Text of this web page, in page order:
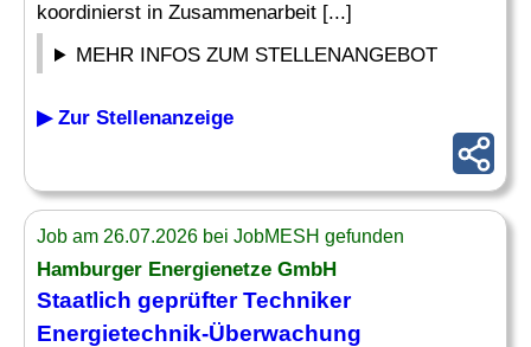
koordinierst in Zusammenarbeit [...]
MEHR INFOS ZUM STELLENANGEBOT
▶ Zur Stellenanzeige
Job am 26.07.2026 bei JobMESH gefunden
Hamburger Energienetze GmbH
Staatlich geprüfter Techniker
Energietechnik-Überwachung